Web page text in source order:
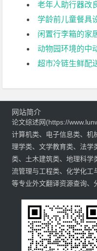
老年人助行器改
学龄前儿童餐具
闲置行李箱的家
动物园环境的中
超市冷链生鲜配
网站简介
论文综述网(https://
计算机类、电子信息类、机
理学类、文学教育类、法学
类、土木建筑类、地理科学
流管理与工程类、化学化工
等专业外文翻译资源查询、